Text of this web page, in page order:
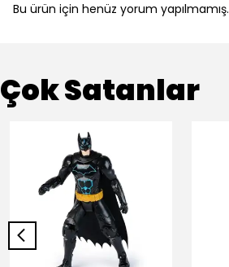
Bu ürün için henüz yorum yapılmamış.
Çok Satanlar